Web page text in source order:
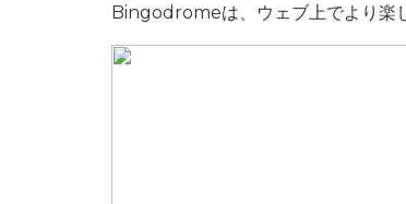
Bingodromeは、ウェブ上でより楽